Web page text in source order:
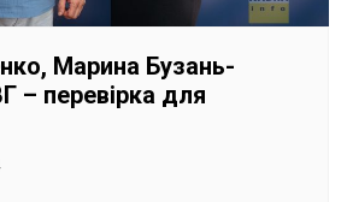
Марина Бузань-
– перевірка для